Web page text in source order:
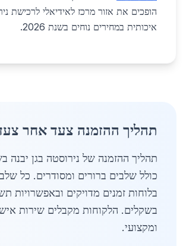
הופכים את אזור מרכז לאידיאלי לרכישת
איכותית במחירים נוחים בשנת 2026.
תהליך ההזמנה צעד אחר
כולל שלבים ברורים ומסודרים. כל
בלוחות זמנים מדויקים ובאפשרויות
בשקלים. הלקוחות מקבלים שירות
ומקצועי.